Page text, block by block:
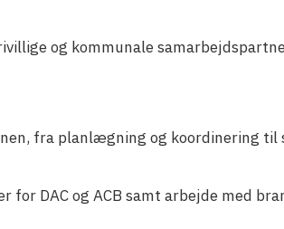
og kommunale
fra planlægning og koordinering til
DAC og ACB samt arbejde med